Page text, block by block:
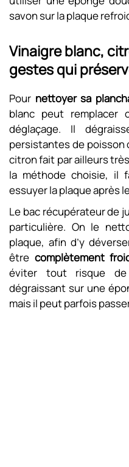
savon sur la plaque
Vinaigre blanc,
gestes qui
Pour nettoyer sa
blanc peut remplacer
déglaçage. Il
persistantes de poisson
citron fait par ailleurs
la méthode choisie, il
essuyer la plaque après
Le bac récupérateur de
particulière. On le
plaque, afin d’y
être complètement
éviter tout risque
dégraissant sur une
mais il peut parfois